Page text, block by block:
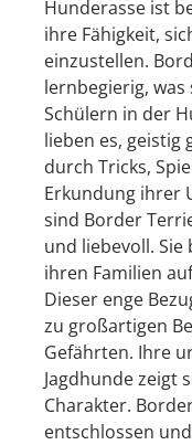
Hunderasse ist
ihre Fähigkeit,
einzustellen.
lernbegierig, was
Schülern in der
lieben es, geistig
durch Tricks,
Erkundung ihrer
sind Border
und liebevoll.
ihren Familien
Dieser enge
zu großartigen
Gefährten. Ihre
Jagdhunde zeigt
Charakter.
entschlossen